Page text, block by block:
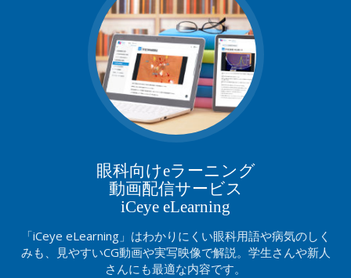
眼科向けeラーニング
動画配信サービス
iCeye eLearning
「iCeye eLearning」はわかりにくい眼科用語や病気のしく
みも、見やすいCG動画や実写映像で解説。学生さんや新人
さんにも最適な内容です。